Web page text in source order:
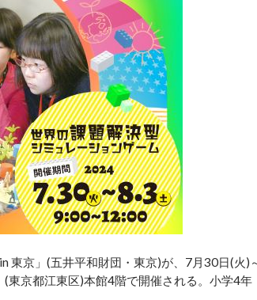
in 東京」(五井平和財団・東京)が、7月30日(火)
東京都江東区)本館4階で開催される。小学4年